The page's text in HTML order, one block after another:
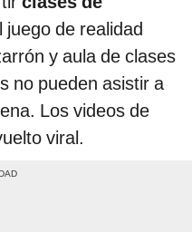
de realidad
y aula de clases
no pueden asistir a
Los videos de
viral.